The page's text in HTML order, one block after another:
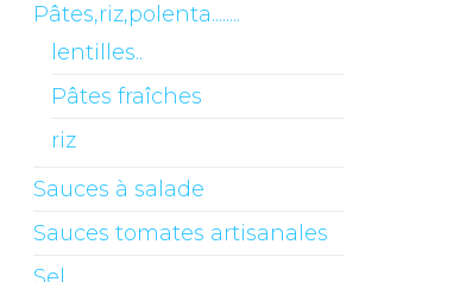
Pâtes,riz,polenta........
lentilles..
Pâtes fraîches
riz
Sauces à salade
Sauces tomates artisanales